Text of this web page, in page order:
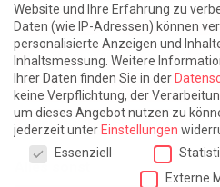
Fast am Ziel Frühling in Florenz
Leben lernen / Ein Versuch
Triple-Edinburgher mit Ketchup
Winterreise (mit Sommern)
Alles sonst
Website und Ihre Erfahrung zu
Daten (wie IP-Adressen) können
personalisierte Anzeigen und
Inhaltsmessung. Weitere
Ihrer Daten finden Sie in der
keine Verpflichtung, der
um dieses Angebot nutzen zu
jederzeit unter Einstellungen
Datenschutzeinstellungen
Essenziell
Externe